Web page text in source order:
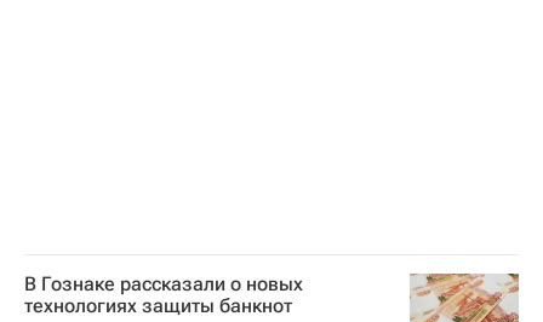
В Гознаке рассказали о новых
технологиях защиты банкнот